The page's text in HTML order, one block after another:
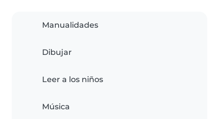
Manualidades
Dibujar
Leer a los niños
Música